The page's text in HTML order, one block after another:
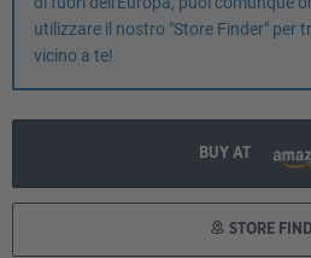
utilizzare il nostro "Store Finder" per
vicino a te!
BUY AT
STORE